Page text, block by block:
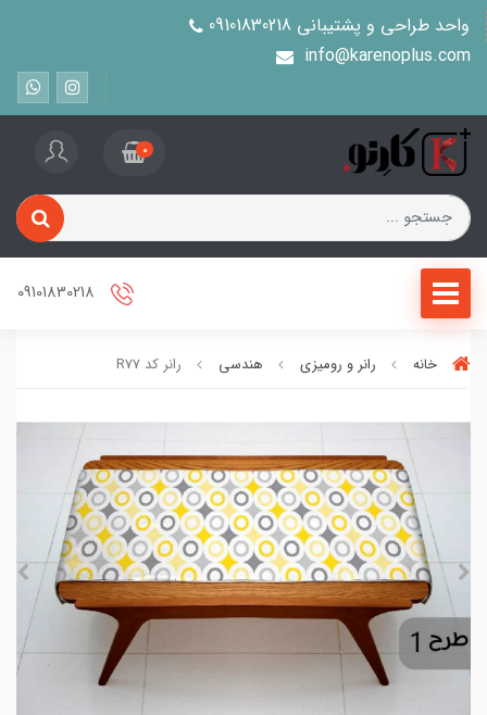
واحد طراحی و پشتیبانی 09101830218
info@karenoplus.com
0
خانه رانر و رومیزی هندسی رانر کد R77